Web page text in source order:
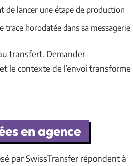
de lancer une étape de production
trace horodatée dans sa messagerie
transfert. Demander
le contexte de l’envoi transforme
en agence
par SwissTransfer répondent à